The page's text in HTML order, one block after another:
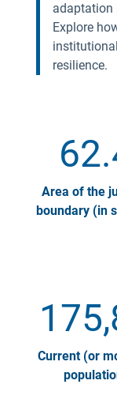
adaptation
Explore
resilience.
Area of the
boundary (in
Current (or